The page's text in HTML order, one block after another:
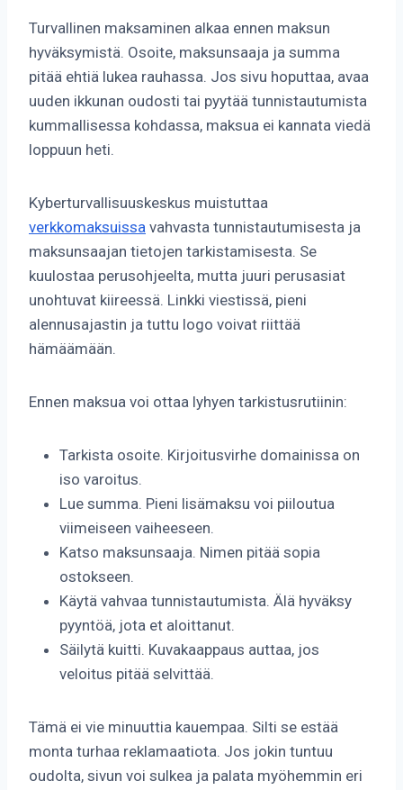
Turvallinen maksaminen alkaa ennen maksun
hyväksymistä. Osoite, maksunsaaja ja summa
pitää ehtiä lukea rauhassa. Jos sivu hoputtaa, avaa
uuden ikkunan oudosti tai pyytää tunnistautumista
kummallisessa kohdassa, maksua ei kannata viedä
loppuun heti.
Kyberturvallisuuskeskus muistuttaa
verkkomaksuissa vahvasta tunnistautumisesta ja
maksunsaajan tietojen tarkistamisesta. Se
kuulostaa perusohjeelta, mutta juuri perusasiat
unohtuvat kiireessä. Linkki viestissä, pieni
alennusajastin ja tuttu logo voivat riittää
hämäämään.
Ennen maksua voi ottaa lyhyen tarkistusrutiinin:
Tarkista osoite. Kirjoitusvirhe domainissa on
iso varoitus.
Lue summa. Pieni lisämaksu voi piiloutua
viimeiseen vaiheeseen.
Katso maksunsaaja. Nimen pitää sopia
ostokseen.
Käytä vahvaa tunnistautumista. Älä hyväksy
pyyntöä, jota et aloittanut.
Säilytä kuitti. Kuvakaappaus auttaa, jos
veloitus pitää selvittää.
Tämä ei vie minuuttia kauempaa. Silti se estää
monta turhaa reklamaatiota. Jos jokin tuntuu
oudolta, sivun voi sulkea ja palata myöhemmin eri